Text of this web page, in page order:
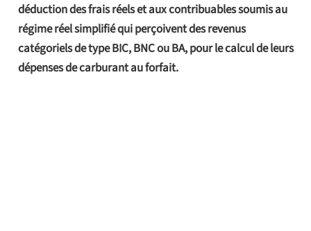
déduction des frais réels et aux contribuables soumis au
régime réel simplifié qui perçoivent des revenus
catégoriels de type BIC, BNC ou BA, pour le calcul de leurs
dépenses de carburant au forfait.